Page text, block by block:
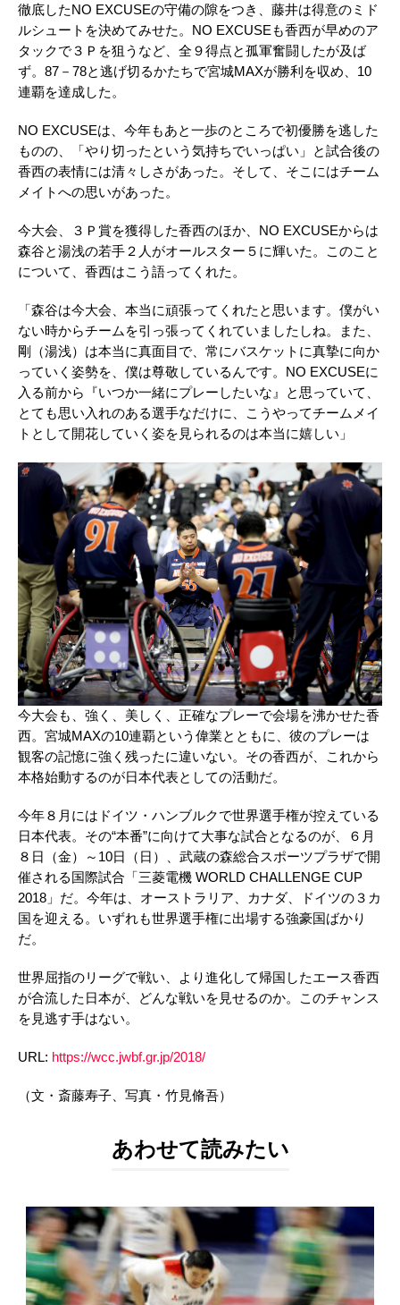
徹底したNO EXCUSEの守備の隙をつき、藤井は得意のミド
ルシュートを決めてみせた。 NO EXCUSEも香西が早めのア
タックで３Ｐを狙うなど、全９得点と孤軍奮闘したが及ば
ず。 87 － 78と逃げ切るかたちで宮城MAXが勝利を収め、 10
連覇を達成した。
NO EXCUSEは、今年もあと一歩のところで初優勝を逃した
ものの、「やり切ったという気持ちでいっぱい」と試合後の
香西の表情には清々しさがあった。そして、そこにはチーム
メイトへの思いがあった。
今大会、３Ｐ賞を獲得した香西のほか、 NO EXCUSEからは
森谷と湯浅の若手２人がオールスター５に輝いた。このこと
について、香西はこう語ってくれた。
「森谷は今大会、本当に頑張ってくれたと思います。僕がい
ない時からチームを引っ張ってくれていましたしね。また、
剛（湯浅）は本当に真面目で、常にバスケットに真摯に向か
っていく姿勢を、僕は尊敬しているんです。 NO EXCUSEに
入る前から『いつか一緒にプレーしたいな』と思っていて、
とても思い入れのある選手なだけに、こうやってチームメイ
トとして開花していく姿を見られるのは本当に嬉しい」
今大会も、強く、美しく、正確なプレーで会場を沸かせた香
西。宮城MAXの10連覇という偉業とともに、彼のプレーは
観客の記憶に強く残ったに違いない。その香西が、これから
本格始動するのが日本代表としての活動だ。
今年８月にはドイツ・ハンブルクで世界選手権が控えている
日本代表。その“本番”に向けて大事な試合となるのが、６月
８日（金）～ 10日（日）、武蔵の森総合スポーツプラザで開
催される国際試合「三菱電機 WORLD CHALLENGE CUP
2018 」だ。今年は、オーストラリア、カナダ、ドイツの３カ
国を迎える。いずれも世界選手権に出場する強豪国ばかり
だ。
世界屈指のリーグで戦い、より進化して帰国したエース香西
が合流した日本が、どんな戦いを見せるのか。このチャンス
を見逃す手はない。
URL: https://wcc.jwbf.gr.jp/2018/
（文・斎藤寿子、写真・竹見脩吾）
あわせて読みたい